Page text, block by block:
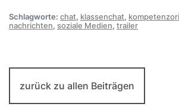
Schlagworte: chat, klassenchat,
nachrichten, soziale Medien, trailer
zurück zu allen Beiträgen